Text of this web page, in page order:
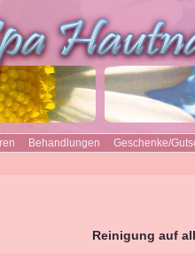
Behandlungen Geschenke/
Reinigung auf